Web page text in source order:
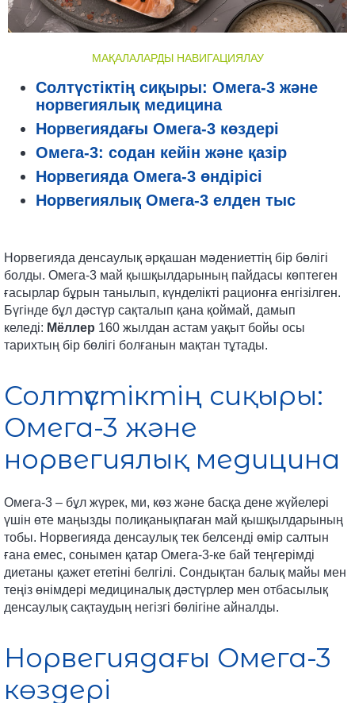
Норвегияда денсаулық әрқашан мәдениеттің бір бөлігі
болды. Омега-3 май қышқылдарының пайдасы көптеген
ғасырлар бұрын танылып, күнделікті рационға енгізілген.
Бүгінде бұл дәстүр сақталып қана қоймай, дамып
келеді: Мёллер 160 жылдан астам уақыт бойы осы
тарихтың бір бөлігі болғанын мақтан тұтады.
Солтүстіктің сиқыры:
Омега-3 және
норвегиялық медицина
Омега-3 – бұл жүрек, ми, көз және басқа дене жүйелері
үшін өте маңызды полиқанықпаған май қышқылдарының
тобы. Норвегияда денсаулық тек белсенді өмір салтын
ғана емес, сонымен қатар Омега-3-ке бай теңгерімді
диетаны қажет ететіні белгілі. Сондықтан балық майы мен
теңіз өнімдері медициналық дәстүрлер мен отбасылық
денсаулық сақтаудың негізгі бөлігіне айналды.
Норвегиядағы Омега-3
көздері
МАҚАЛАЛАРДЫ НАВИГАЦИЯЛАУ
Солтүстіктің сиқыры: Омега-3 және
норвегиялық медицина
Норвегиядағы Омега-3 көздері
Омега-3: содан кейін және қазір
Норвегияда Омега-3 өндірісі
Норвегиялық Омега-3 елден тыс